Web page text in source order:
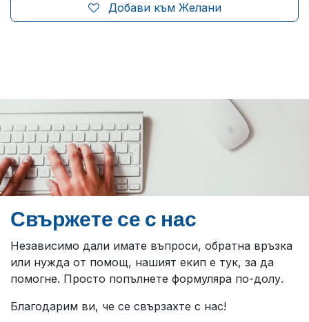
Добави към Желани
Свържете се с нас
Независимо дали имате въпроси, обратна връзка
или нужда от помощ, нашият екип е тук, за да
помогне. Просто попълнете формуляра по-долу.
Благодарим ви, че се свързахте с нас!